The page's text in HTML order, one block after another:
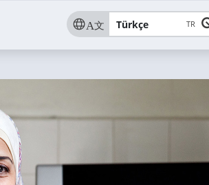
Türkçe TR